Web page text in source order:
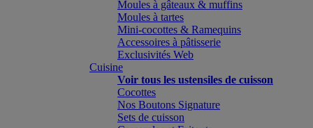
Moules à gâteaux & muffins
Moules à tartes
Mini-cocottes & Ramequins
Accessoires à pâtisserie
Exclusivités Web
Cuisine
Voir tous les ustensiles de cuisson
Cocottes
Nos Boutons Signature
Sets de cuisson